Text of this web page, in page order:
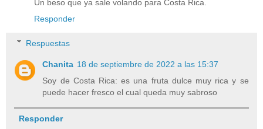
Un beso que ya sale volando para Costa Rica.
Responder
Respuestas
Chanita 18 de septiembre de 2022 a las 15:37
Soy de Costa Rica: es una fruta dulce muy rica y se
puede hacer fresco el cual queda muy sabroso
Responder